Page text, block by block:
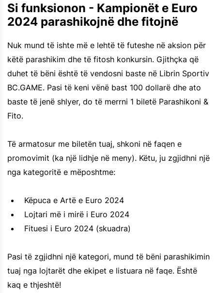
Si funksionon - Kampionët e Euro
2024 parashikojnë dhe fitojnë
Nuk mund të ishte më e lehtë të futeshe në aksion për
këtë parashikim dhe të fitosh konkursin. Gjithçka që
duhet të bëni është të vendosni baste në Librin Sportiv
BC.GAME. Pasi të keni vënë bast 100 dollarë dhe ato
baste të jenë shlyer, do të merrni 1 biletë Parashikoni &
Fito.
Të armatosur me biletën tuaj, shkoni në faqen e
promovimit (ka një lidhje në meny). Këtu, ju zgjidhni një
nga kategoritë e mëposhtme:
Këpuca e Artë e Euro 2024
Lojtari më i mirë i Euro 2024
Fituesi i Euro 2024 (skuadra)
Pasi të zgjidhni një kategori, mund të bëni parashikimin
tuaj nga lojtarët dhe ekipet e listuara në faqe. Është
kaq e thjeshtë!